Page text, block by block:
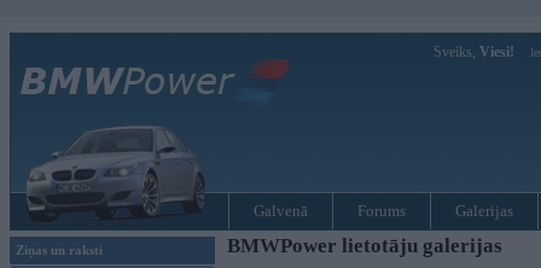
Sveiks, Viesi!
Galvenā Forums Galerijas
Ziņas un raksti
BMWPower lietotāju galerijas